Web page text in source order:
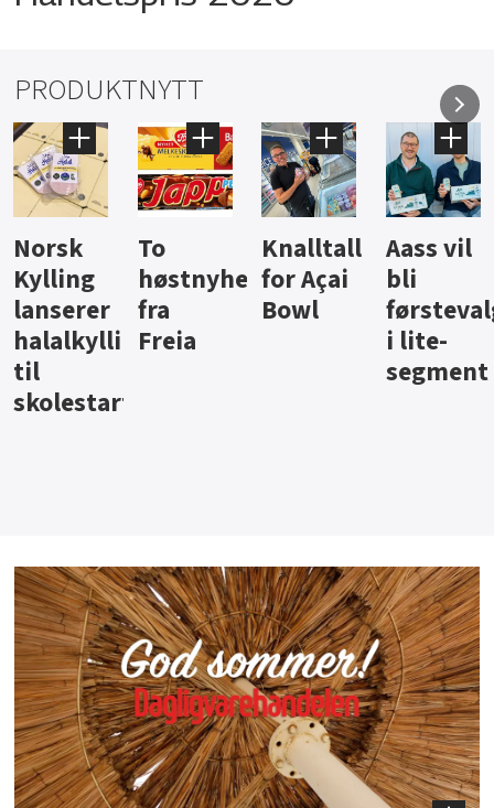
PRODUKTNYTT
Knalltall
for Açai
Bowl
Aass vil
bli
førstevalg
i lite-
Brus og
jus fra
Berentsen
Hard
iste fra
Hansa